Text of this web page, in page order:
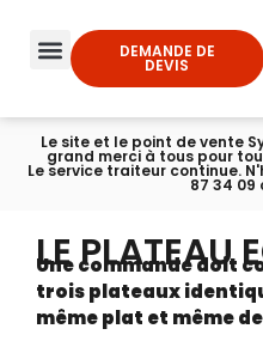
DEMANDE DE
DEVIS
Le site et le point de vente
grand merci à tous pour
Le service traiteur continue.
87 34 09
LE PLATEAU
Une commande doit
trois plateaux
même plat et même